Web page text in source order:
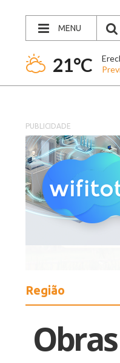
MENU
21°C
PUBLICIDADE
Região